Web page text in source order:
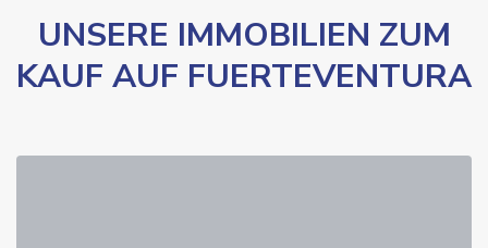
UNSERE IMMOBILIEN ZUM
KAUF AUF FUERTEVENTURA